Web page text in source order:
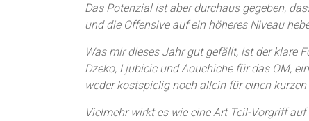
Das Potenzial ist aber durchaus gegeben,
und die Offensive auf ein höheres Niveau
Was mir dieses Jahr gut gefällt, ist der klare
Dzeko, Ljubicic und Aouchiche für das OM,
weder kostspielig noch allein für einen
Vielmehr wirkt es wie eine Art Teil-Vorgriff